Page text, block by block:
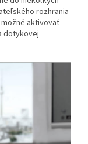
rozhrania
aktivovať
dotykovej